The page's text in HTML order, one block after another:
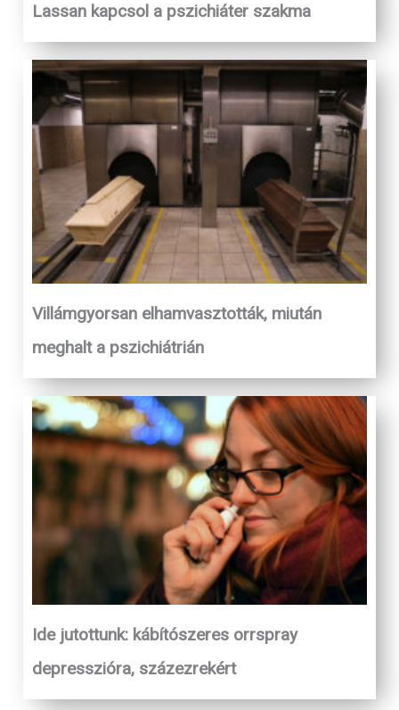
Lassan kapcsol a pszichiáter szakma
Villámgyorsan elhamvasztották, miután
meghalt a pszichiátrián
Ide jutottunk: kábítószeres orrspray
depresszióra, százezrekért